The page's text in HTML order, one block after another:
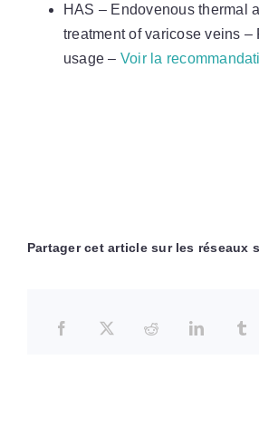
HAS – Endovenous thermal
treatment of varicose veins –
usage – Voir la
Partager cet article sur les réseaux